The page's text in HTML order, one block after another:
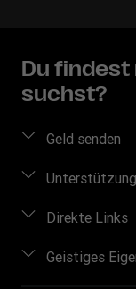
Du findest
suchst?
Geld senden
Geld online
Standorte
Unterstützung
Häufig gestellte
Direkte Links
Einloggen/
Geistiges